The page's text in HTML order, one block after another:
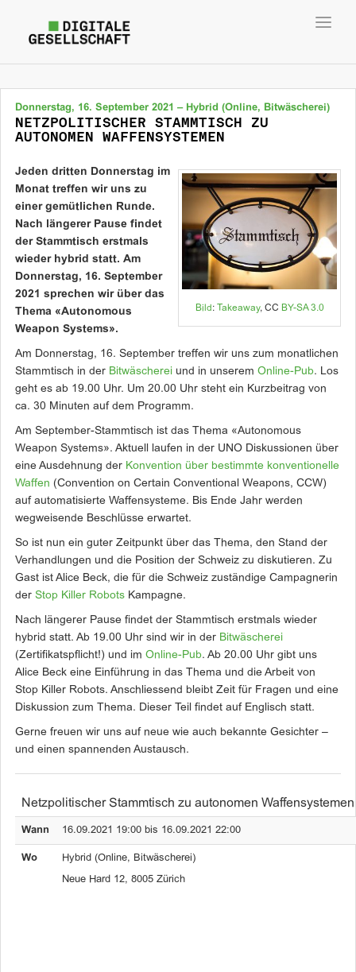
Donnerstag, 16. September 2021 – Hybrid (Online, Bitwäscherei)
NETZPOLITISCHER STAMMTISCH ZU
AUTONOMEN WAFFENSYSTEMEN
Bild : Takeaway, CC BY-SA 3.0
Jeden dritten Donnerstag im
Monat treffen wir uns zu
einer gemütlichen Runde.
Nach längerer Pause findet
der Stammtisch erstmals
wieder hybrid statt. Am
Donnerstag, 16. September
2021 sprechen wir über das
Thema «Autonomous
Weapon Systems».
Am Donnerstag, 16. September treffen wir uns zum monatlichen
Stammtisch in der Bitwäscherei und in unserem Online-Pub. Los
geht es ab 19.00 Uhr. Um 20.00 Uhr steht ein Kurzbeitrag von
ca. 30 Minuten auf dem Programm.
Am September-Stammtisch ist das Thema «Autonomous
Weapon Systems». Aktuell laufen in der UNO Diskussionen über
eine Ausdehnung der Konvention über bestimmte konventionelle
Waffen (Convention on Certain Conventional Weapons, CCW)
auf automatisierte Waffensysteme. Bis Ende Jahr werden
wegweisende Beschlüsse erwartet.
So ist nun ein guter Zeitpunkt über das Thema, den Stand der
Verhandlungen und die Position der Schweiz zu diskutieren. Zu
Gast ist Alice Beck, die für die Schweiz zuständige Campagnerin
der Stop Killer Robots Kampagne.
Nach längerer Pause findet der Stammtisch erstmals wieder
hybrid statt. Ab 19.00 Uhr sind wir in der Bitwäscherei
(Zertifikatspflicht!) und im Online-Pub. Ab 20.00 Uhr gibt uns
Alice Beck eine Einführung in das Thema und die Arbeit von
Stop Killer Robots. Anschliessend bleibt Zeit für Fragen und eine
Diskussion zum Thema. Dieser Teil findet auf Englisch statt.
Gerne freuen wir uns auf neue wie auch bekannte Gesichter –
und einen spannenden Austausch.
Netzpolitischer Stammtisch zu autonomen Waffensystemen
Wann 16.09.2021 19:00 bis 16.09.2021 22:00
Wo Hybrid (Online, Bitwäscherei)
Neue Hard 12, 8005 Zürich